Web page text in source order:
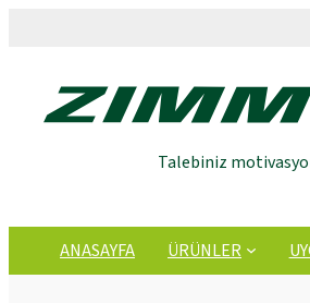
Talebiniz
ANASAYFA ÜRÜNLER